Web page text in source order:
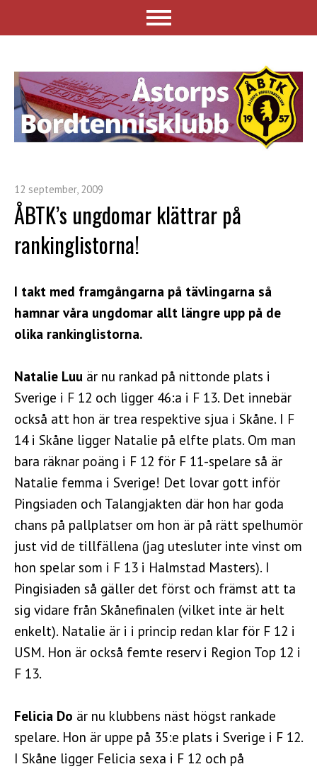
12 september, 2009
ÅBTK’s ungdomar klättrar på
rankinglistorna!
I takt med framgångarna på tävlingarna så
hamnar våra ungdomar allt längre upp på de
olika rankinglistorna.
Natalie Luu är nu rankad på nittonde plats i
Sverige i F 12 och ligger 46:a i F 13. Det innebär
också att hon är trea respektive sjua i Skåne. I F
14 i Skåne ligger Natalie på elfte plats. Om man
bara räknar poäng i F 12 för F 11-spelare så är
Natalie femma i Sverige! Det lovar gott inför
Pingsiaden och Talangjakten där hon har goda
chans på pallplatser om hon är på rätt spelhumör
just vid de tillfällena (jag utesluter inte vinst om
hon spelar som i F 13 i Halmstad Masters). I
Pingisiaden så gäller det först och främst att ta
sig vidare från Skånefinalen (vilket inte är helt
enkelt). Natalie är i i princip redan klar för F 12 i
USM. Hon är också femte reserv i Region Top 12 i
F 13.
Felicia Do är nu klubbens näst högst rankade
spelare. Hon är uppe på 35:e plats i Sverige i F 12.
I Skåne ligger Felicia sexa i F 12 och på